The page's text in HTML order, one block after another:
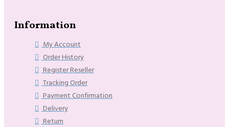
Information
My Account
Order History
Register Reseller
Tracking Order
Payment Confirmation
Delivery
Return